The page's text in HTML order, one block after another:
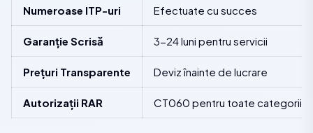
Numeroase ITP-uri Efectuate cu succes
Garanție Scrisă 3-24 luni pentru servicii
Prețuri Transparente Deviz înainte de lucrare
Autorizații RAR CT060 pentru toate categoriile